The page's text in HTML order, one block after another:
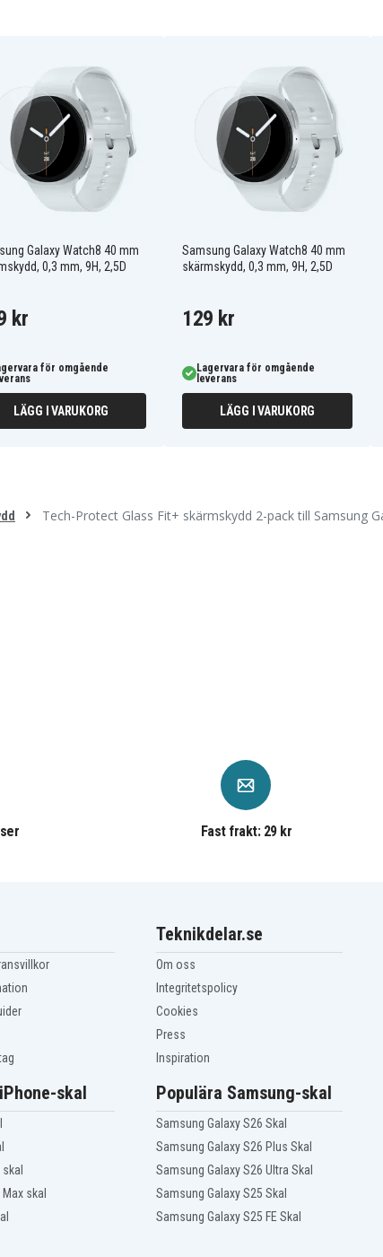
Galaxy Watch8 40 mm
0,3 mm, 9H, 2,5D
kr
för omgående
LÄGG I VARUKORG
Samsung Galaxy Watch8 40 mm
skärmskydd, 0,3 mm, 9H, 2,5D
129 kr
Lagervara för omgående
leverans
LÄGG I VARUKORG
Tech-Protect Glass Fit+ skärmskydd 2-pack till Samsung
Fast frakt: 29 kr
Teknikdelar.se
Om oss
Integritetspolicy
Cookies
Press
Inspiration
skal
skal
Populära Samsung-skal
Samsung Galaxy S26 Skal
Samsung Galaxy S26 Plus Skal
Samsung Galaxy S26 Ultra Skal
Samsung Galaxy S25 Skal
Samsung Galaxy S25 FE Skal